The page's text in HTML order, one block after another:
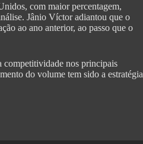
com maior percentagem,
Jânio Víctor adiantou que o
ao ano anterior, ao passo que o
competitividade nos principais
do volume tem sido a estratégia